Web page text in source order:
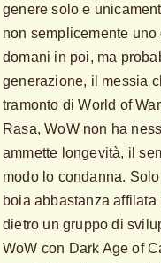
genere solo e
non semplicemente
domani in poi, ma
generazione, il messia
tramonto di World of
Rasa, WoW non ha
ammette longevità, il
modo lo condanna.
boia abbastanza
dietro un gruppo di
WoW con Dark Age of